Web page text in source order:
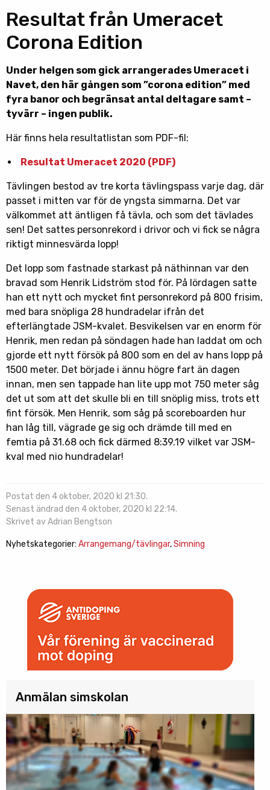
Resultat från Umeracet
Corona Edition
Under helgen som gick arrangerades Umeracet i
Navet, den här gången som ”corona edition” med
fyra banor och begränsat antal deltagare samt –
tyvärr – ingen publik.
Här finns hela resultatlistan som PDF-fil:
Resultat Umeracet 2020 (PDF)
Tävlingen bestod av tre korta tävlingspass varje dag, där
passet i mitten var för de yngsta simmarna. Det var
välkommet att äntligen få tävla, och som det tävlades
sen! Det sattes personrekord i drivor och vi fick se några
riktigt minnesvärda lopp!
Det lopp som fastnade starkast på näthinnan var den
bravad som Henrik Lidström stod för. På lördagen satte
han ett nytt och mycket fint personrekord på 800 frisim,
med bara snöpliga 28 hundradelar ifrån det
efterlängtade JSM-kvalet. Besvikelsen var en enorm för
Henrik, men redan på söndagen hade han laddat om och
gjorde ett nytt försök på 800 som en del av hans lopp på
1500 meter. Det började i ännu högre fart än dagen
innan, men sen tappade han lite upp mot 750 meter såg
det ut som att det skulle bli en till snöplig miss, trots ett
fint försök. Men Henrik, som såg på scoreboarden hur
han låg till, vägrade ge sig och drämde till med en
femtia på 31.68 och fick därmed 8:39.19 vilket var JSM-
kval med nio hundradelar!
Postat den 4 oktober, 2020 kl 21:30.
Senast ändrad den 4 oktober, 2020 kl 22:14.
Skrivet av Adrian Bengtson
Nyhetskategorier: Arrangemang/tävlingar,Simning
Anmälan simskolan